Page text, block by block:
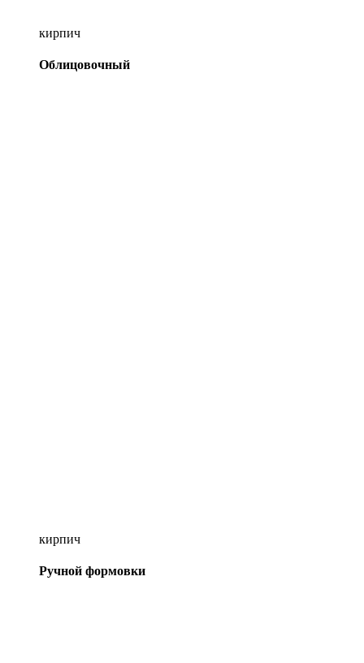
кирпич
Облицовочный
кирпич
Ручной формовки